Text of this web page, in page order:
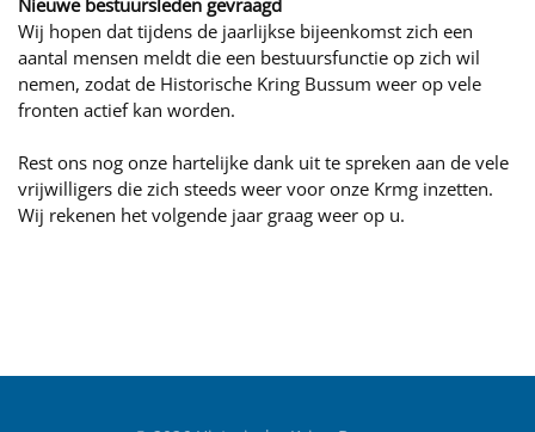
Nieuwe bestuursleden gevraagd
Wij hopen dat tijdens de jaarlijkse bijeenkomst zich een
aantal mensen meldt die een bestuursfunctie op zich wil
nemen, zodat de Historische Kring Bussum weer op vele
fronten actief kan worden.
Rest ons nog onze hartelijke dank uit te spreken aan de vele
vrijwilligers die zich steeds weer voor onze Krmg inzetten.
Wij rekenen het volgende jaar graag weer op u.